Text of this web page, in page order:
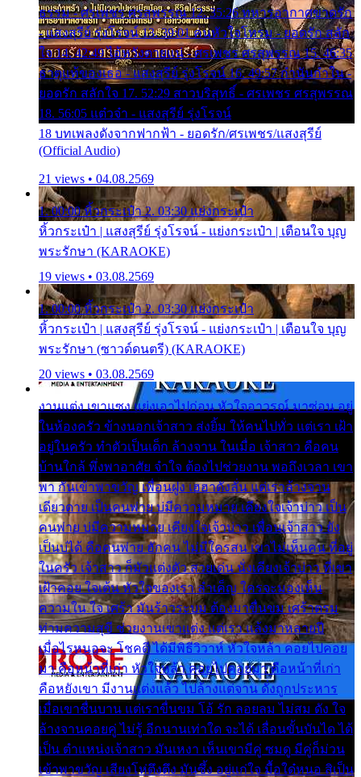
ธรรม - ศรเพชร ศรสุพรรณ 12. 35:26 ทหารอากาศขาดรัก
- แสงสุรีย์ รุ่งโรจน์ 13. 39:01 คนหัวใจโทรม - ยอดรัก สลัก
ใจ 14. 42:49 ไอ้หวังตายแน่ - ศรเพชร ศรสุพรรณ 15. 46:35
ธาตุแท้ของเธอ - แสงสุรีย์ รุ่งโรจน์ 16. 49:57 กำนันกำใน -
ยอดรัก สลักใจ 17. 52:29 สาวบริสุทธิ์ - ศรเพชร ศรสุพรรณ
18. 56:05 แต๋วจ๋า - แสงสุรีย์ รุ่งโรจน์
18 บทเพลงดังจากฟากฟ้า - ยอดรัก/ศรเพชร/แสงสุรีย์
(Official Audio)
21 views • 04.08.2569
1. 00:00 หิ้วกระเป๋า 2. 03:30 แย่งกระเป๋า
หิ้วกระเป๋า | แสงสุรีย์ รุ่งโรจน์ - แย่งกระเป๋า | เตือนใจ บุญ
พระรักษา (KARAOKE)
19 views • 03.08.2569
1. 00:00 หิ้วกระเป๋า 2. 03:30 แย่งกระเป๋า
หิ้วกระเป๋า | แสงสุรีย์ รุ่งโรจน์ - แย่งกระเป๋า | เตือนใจ บุญ
พระรักษา (ซาวด์ดนตรี) (KARAOKE)
20 views • 03.08.2569
งานแต่ง เขาแซง แย่งเอาไปก่อน หัวใจอาวรณ์ มาซ่อน อยู่
ในห้องครัว ข้างนอกเจ้าสาว ส่งยิ้ม ให้คนไปทั่ว แต่เรา เฝ้า
อยู่ในครัว ทำตัวเป็นเด็ก ล้างจาน ในเมื่อ เจ้าสาว คือคน
บ้านใกล้ พึ่งพาอาศัย จำใจ ต้องไปช่วยงาน พอถึงเวลา เขา
พา กันเข้าพาขวัญ เพื่อนฝูง เฮฮาดังลั่น แต่เราล้างจาน
เดียวดาย เป็นคนพ่าย บ่มีความหมาย เคียงใจเจ้าบ่าว เป็น
คนพ่าย บ่มีความหมาย เคียงใจเจ้าบ่าว เพื่อนเจ้าสาว ยัง
เป็นบ่ได้ คือคนพ่าย ฮักคน ไม่มีใครสน เขาไม่เห็นคน ที่อยู่
ในครัว เจ้าสาว ก็มัวแต่งตัว สวยเด่น นั่งเคียงเจ้าบ่าว ที่เขา
เฝ้าคอย ใจเต้น หัวใจของเรา ลำเค็ญ ใครจะมองเห็น
ความใน ใจ เศร้า มันร้าวระบม ต้องมาขื่นขม เศร้าตรม
ท่ามความสุขี ช่วยงานเขาแต่ง แต่เรา แล้งมาหลายปี
เมื่อไรหนอจะ โชคดี ได้มีพิธีวิวาห์ หัวใจหล้า คอยไปคอย
มา คือหน้าที่เก่า หัวใจหล้า คอยไปคอยมา คือหน้าที่เก่า
คือหยังเขา มีงานแต่งแล้ว ไปล้างแต่จาน ดั่งถูกประหาร
เมื่อเขาชื่นบาน แต่เราขื่นขม โอ้ รัก ลอยลม ไม่สม ดัง ใจ
ล้างจานคอยคู่ ไม่รู้ อีกนานเท่าใด จะได้ เลื่อนขั้นบันได ได้
เป็น ตำแหน่งเจ้าสาว มันเหงา เห็นเขามีคู่ ซมดู มีคู่ก็ม่วน
เข้าพาขวัญ เสียงโห่ตึงตึง มันซึ้ง อยู่แก่ใจ มื้อใด๋หนอ สิเป็น